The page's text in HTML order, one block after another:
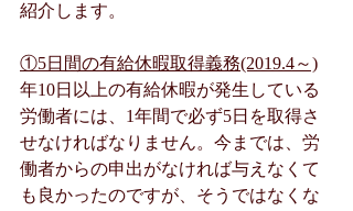
紹介します。
①5日間の有給休暇取得義務(2019.4～)
年10日以上の有給休暇が発生している
労働者には、1年間で必ず5日を取得さ
せなければなりません。今までは、労
働者からの申出がなければ与えなくて
も良かったのですが、そうではなくな